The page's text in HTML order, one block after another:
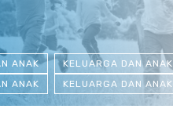
ANAK
KELUARGA DAN ANAK
ANAK
KELUARGA DAN ANAK